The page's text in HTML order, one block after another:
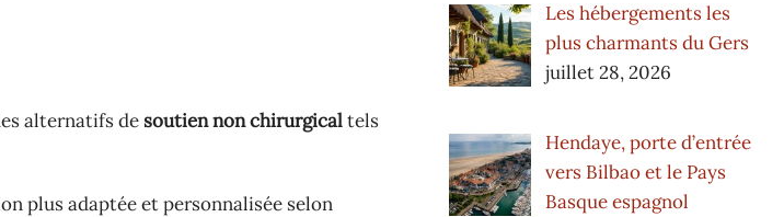
alternatifs desoutien non chirurgicaltels
plus adaptée et personnalisée selon
Les hébergements les
plus charmants du Gers
juillet 28, 2026
Hendaye, porte d’entrée
vers Bilbao et le Pays
Basque espagnol